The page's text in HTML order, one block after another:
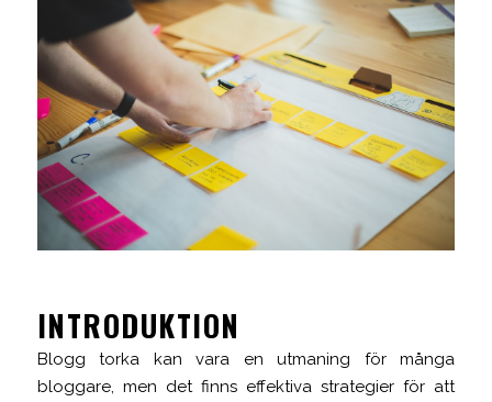
INTRODUKTION
Blogg torka kan vara en utmaning för många
bloggare, men det finns effektiva strategier för att